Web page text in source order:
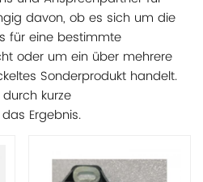
davon, ob es sich um die
für eine bestimmte
oder um ein über mehrere
Sonderprodukt handelt.
kurze
Ergebnis.